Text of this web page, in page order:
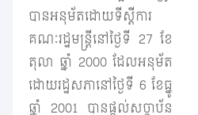
បានអនុម័តដោយទីស្តីការ
គណៈរដ្ឋមន្ត្រីនៅថ្ងៃទី 27 ខែ
តុលា ឆ្នាំ 2000 ដែលអនុម័ត
ដោយរដ្ឋសភានៅថ្ងៃទី 6 ខែធ្នូ
ឆ្នាំ 2001 បានផ្តល់សច្ចាប័ន